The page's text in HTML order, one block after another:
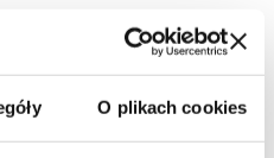
O plikach cookies
Podstawowe 1x2 1/3 z